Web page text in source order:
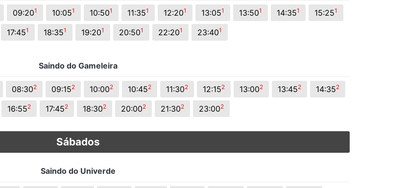
09:201 10:051 10:501 11:351 12:201 13:051 13:501 14:351 15:251
17:451 18:351 19:201 20:501 22:201 23:401
Saindo do Gameleira
08:302 09:152 10:002 10:452 11:302 12:152 13:002 13:452 14:352
16:552 17:452 18:302 20:002 21:302 23:002
Sábados
Saindo do Univerde